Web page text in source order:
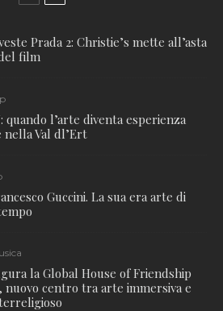
Prada 2: Christie’s mette all’asta
film
quando l’arte diventa esperienza
nella Val dl’Ert
Guccini. La sua era arte di
la Global House of Friendship
nuovo centro tra arte immersiva e